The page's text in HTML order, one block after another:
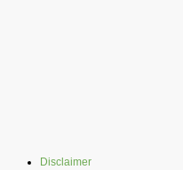
Disclaimer